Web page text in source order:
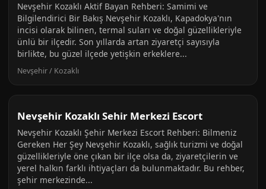
Nevşehir Kozaklı Aktif Bayan Rehberi: Samimi ve
Bilgilendirici Bir Bakış Nevşehir Kozaklı, Kapadokya'nın
incisi olarak bilinen, termal suları ve doğal güzellikleriyle
ünlü bir ilçedir. Son yıllarda artan ziyaretçi sayısıyla
birlikte, bu güzel ilçede yetişkin erkeklere...
Nevşehir / Kozaklı
Nevşehir Kozaklı Sehir Merkezi Escort
Nevşehir Kozaklı Şehir Merkezi Escort Rehberi: Bilmeniz
Gereken Her Şey Nevşehir Kozaklı, sağlık turizmi ve doğal
güzellikleriyle öne çıkan bir ilçe olsa da, ziyaretçilerin ve
yerel halkın farklı ihtiyaçları da bulunmaktadır. Bu rehber,
şehir merkezinde...